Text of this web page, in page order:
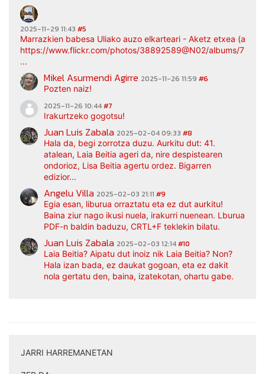
2025-11-29 11:43 #5
Marrazkien babesa Uliako auzo elkarteari - Aketz etxea
https://www.flickr.com/photos/38892589@N02/albums/
...
Mikel Asurmendi Agirre 2025-11-26 11:59 #6
Pozten naiz!
2025-11-26 10:44#7
Irakurtzeko gogotsu!
Juan Luis Zabala 2025-02-04 09:33 #8
Hala da, begi zorrotza duzu. Aurkitu dut: 41.
atalean, Laia Beitia ageri da, nire despistearen
ondorioz, Lisa Beitia agertu ordez. Bigarren
edizior...
Angelu Villa 2025-02-03 21:11 #9
Egia esan, liburua orraztatu eta ez dut aurkitu!
Baina ziur nago ikusi nuela, irakurri nuenean. Lburua
PDF-n baldin baduzu, CRTL+F teklekin bilatu.
Juan Luis Zabala 2025-02-03 12:14#10
Laia Beitia? Aipatu dut inoiz nik Laia Beitia? Non?
Hala izan bada, ez daukat gogoan, eta ez dakit
nola gertatu den, baina, izatekotan, ohartu gabe.
JARRI HARREMANETAN